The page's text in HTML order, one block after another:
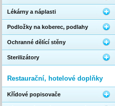
Lékárny a náplasti
Podložky na koberec, podlahy
Ochranné dělící stěny
Sterilizátory
Restaurační, hotelové doplňky
Křídové popisovače